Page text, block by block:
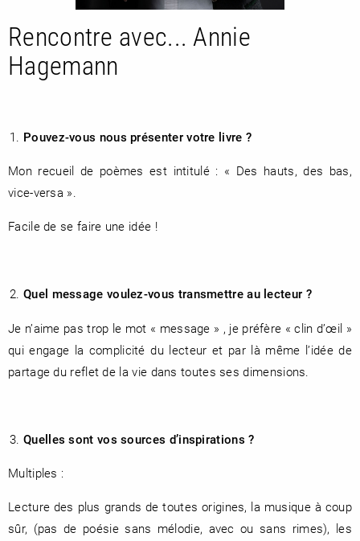
RENCONTRE AVEC…
REVUE DE PRESSE
Rencontre avec... Annie
Hagemann
Pouvez-vous nous présenter votre livre ?
Mon recueil de poèmes est intitulé : « Des hauts, des bas,
vice-versa ».
Facile de se faire une idée !
Quel message voulez-vous transmettre au lecteur ?
Je n’aime pas trop le mot « message » , je préfère « clin d’œil »
qui engage la complicité du lecteur et par là même l’idée de
partage du reflet de la vie dans toutes ses dimensions.
Quelles sont vos sources d’inspirations ?
Multiples :
Lecture des plus grands de toutes origines, la musique à coup
sûr, (pas de poésie sans mélodie, avec ou sans rimes), les